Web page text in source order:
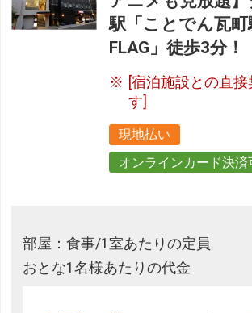
駅「ことでん瓦町
FLAG」徒歩3分！
[宿泊施設との直接
す]
現地払い
オンラインカード決済
部屋：食事/1室あたりの定員
おとな1名様あたりの代金